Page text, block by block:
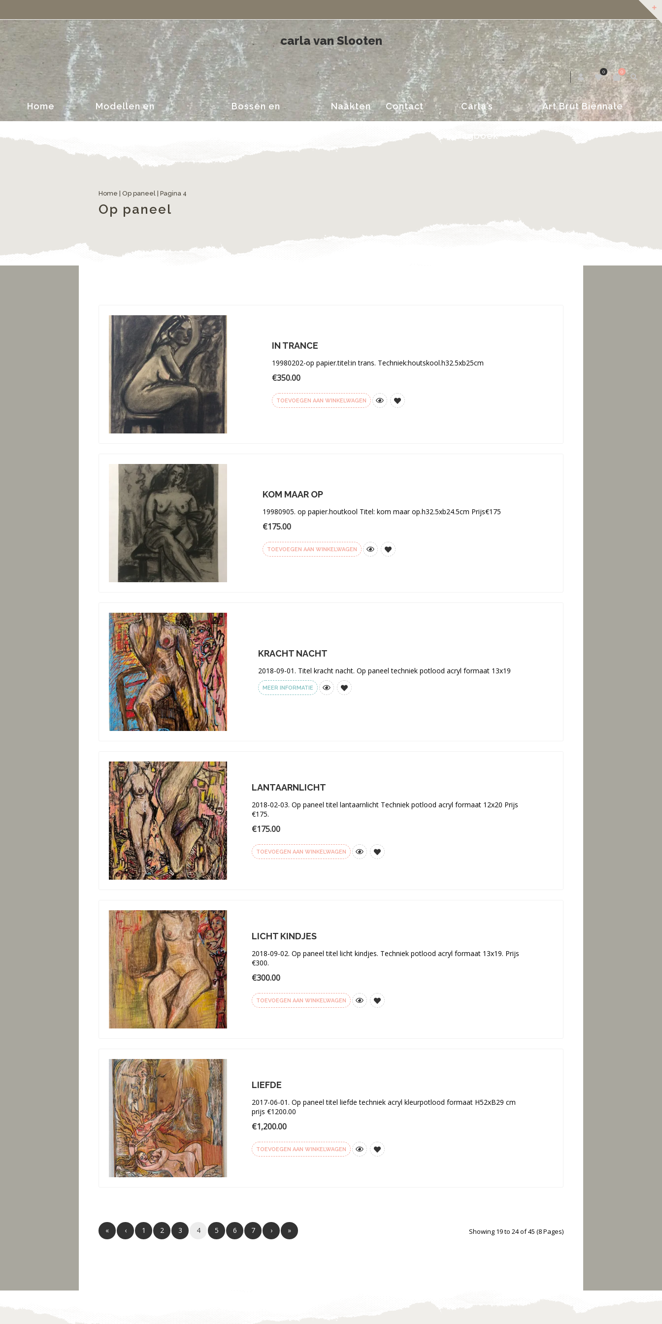
carla van Slooten
0
0
Home Modellen en Bossen en Naakten Contact Carla’s
dagboek
Art Brut Biënnale
2018
Home Op paneel | Pagina 4
Op paneel
IN TRANCE
19980202-op papier.titel:in trans. Techniek:houtskool.h32.5xb25cm
€350.00
TOEVOEGEN AAN WINKELWAGEN
KOM MAAR OP
19980905. op papier.houtkool Titel: kom maar op.h32.5xb24.5cm Prijs€175
€175.00
TOEVOEGEN AAN WINKELWAGEN
KRACHT NACHT
2018-09-01. Titel kracht nacht. Op paneel techniek potlood acryl formaat 13x19
MEER INFORMATIE
LANTAARNLICHT
2018-02-03. Op paneel titel lantaarnlicht Techniek potlood acryl formaat 12x20 Prijs
€175.
€175.00
TOEVOEGEN AAN WINKELWAGEN
LICHT KINDJES
2018-09-02. Op paneel titel licht kindjes. Techniek potlood acryl formaat 13x19. Prijs
€300.
€300.00
TOEVOEGEN AAN WINKELWAGEN
LIEFDE
2017-06-01. Op paneel titel liefde techniek acryl kleurpotlood formaat H52xB29 cm
prijs €1200.00
€1,200.00
TOEVOEGEN AAN WINKELWAGEN
« ‹ 1 2 3 4 5 6 7 › » Showing 19 to 24 of 45 (8 Pages)